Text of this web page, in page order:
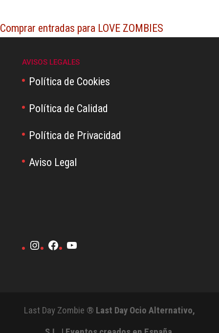
Comprar entradas para LOVE ZOMBIES
AVISOS LEGALES
Política de Cookies
Política de Calidad
Política de Privacidad
Aviso Legal
Instagram
Facebook
YouTube
Last Day Zombie ® Last Day Ocio Alternativo,